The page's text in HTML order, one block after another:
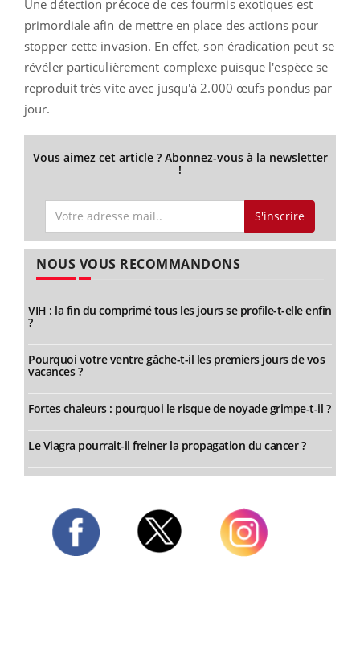
Une détection précoce de ces fourmis exotiques est
primordiale afin de mettre en place des actions pour
stopper cette invasion. En effet, son éradication peut se
révéler particulièrement complexe puisque l'espèce se
reproduit très vite avec jusqu'à 2.000 œufs pondus par
jour.
Vous aimez cet article ? Abonnez-vous à la newsletter
!
S'inscrire
NOUS VOUS RECOMMANDONS
VIH : la fin du comprimé tous les jours se profile-t-elle enfin
?
Pourquoi votre ventre gâche-t-il les premiers jours de vos
vacances ?
Fortes chaleurs : pourquoi le risque de noyade grimpe-t-il ?
Le Viagra pourrait-il freiner la propagation du cancer ?